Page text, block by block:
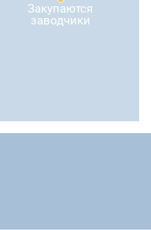
Закупаются
заводчики